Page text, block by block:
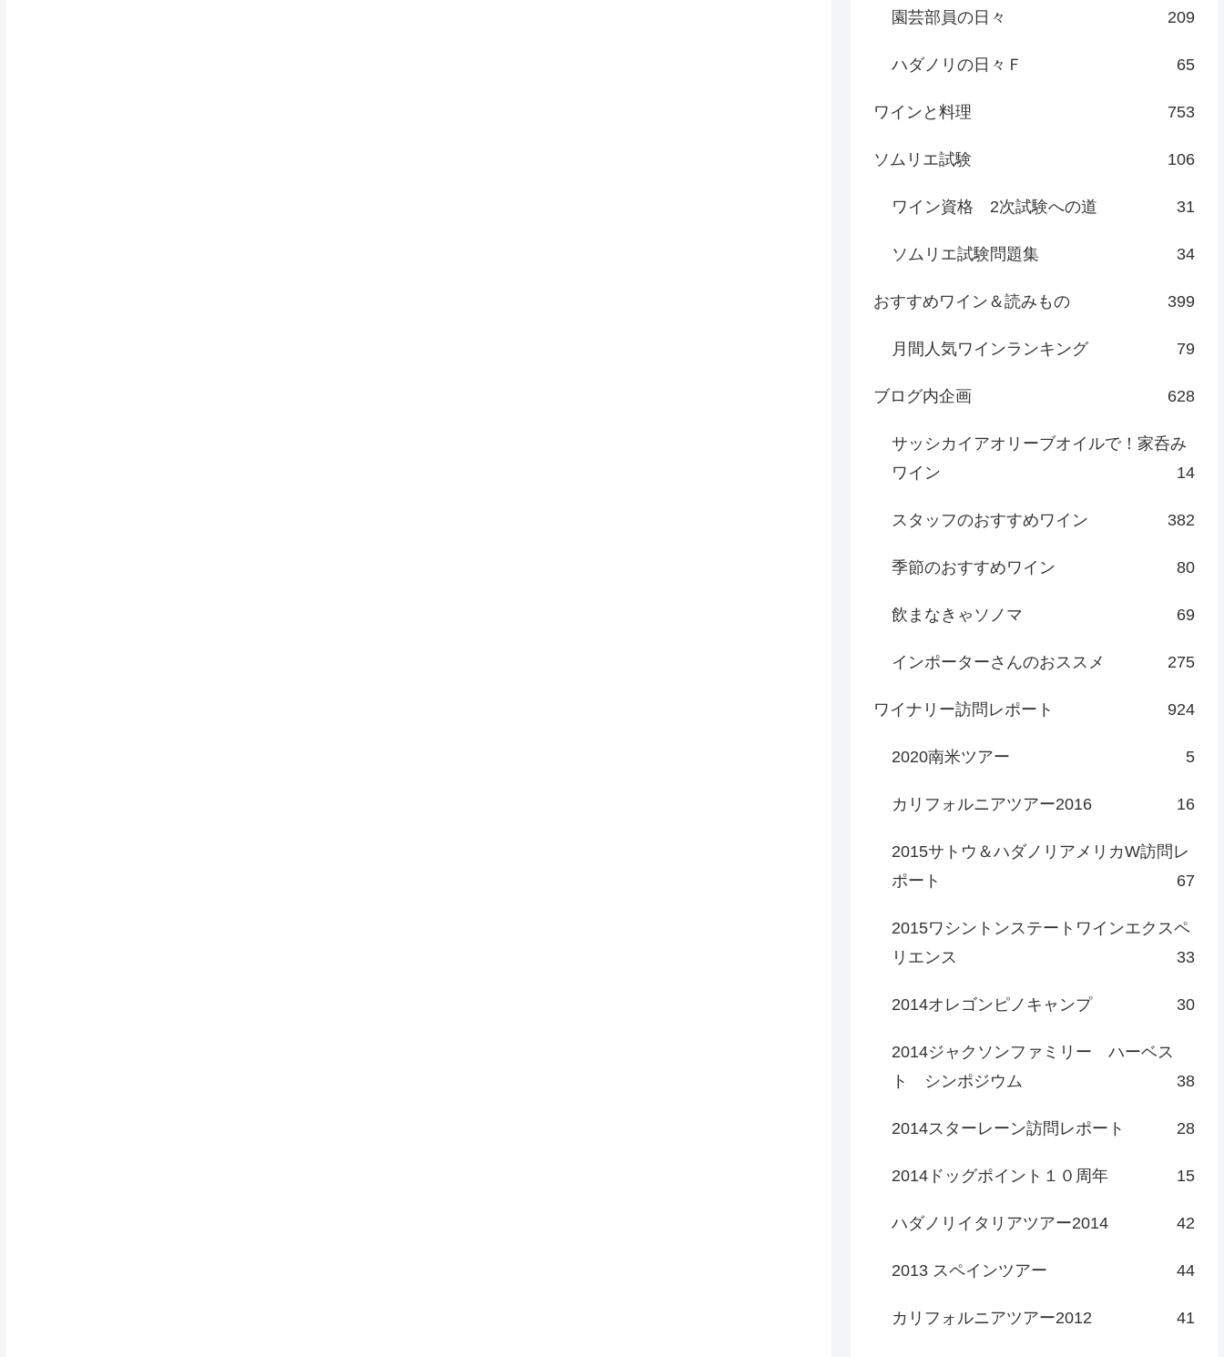
園芸部員の日々 209
ハダノリの日々Ｆ 65
ワインと料理 753
ソムリエ試験 106
ワイン資格 2次試験への道 31
ソムリエ試験問題集 34
おすすめワイン＆読みもの 399
月間人気ワインランキング 79
ブログ内企画 628
サッシカイアオリーブオイルで！家呑み
ワイン
14
スタッフのおすすめワイン 382
季節のおすすめワイン 80
飲まなきゃソノマ 69
インポーターさんのおススメ 275
ワイナリー訪問レポート 924
2020南米ツアー 5
カリフォルニアツアー2016 16
2015サトウ＆ハダノリアメリカW訪問レ
ポート
67
2015ワシントンステートワインエクスペ
リエンス
33
2014オレゴンピノキャンプ 30
2014ジャクソンファミリー ハーベス
ト シンポジウム
38
2014スターレーン訪問レポート 28
2014ドッグポイント１０周年 15
ハダノリイタリアツアー2014 42
2013 スペインツアー 44
カリフォルニアツアー2012 41